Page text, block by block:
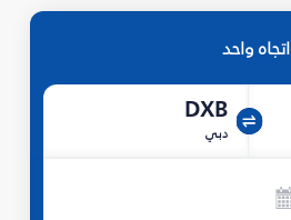
اتجاه واحد
DXB
دبي